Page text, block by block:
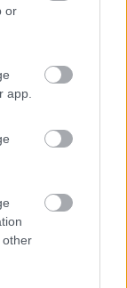
or
app.
other